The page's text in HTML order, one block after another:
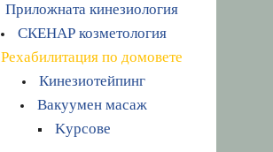
Приложната кинезиология
СКЕНАР козметология
Рехабилитация по домовете
Кинезиотейпинг
Вакуумен масаж
Kурсове